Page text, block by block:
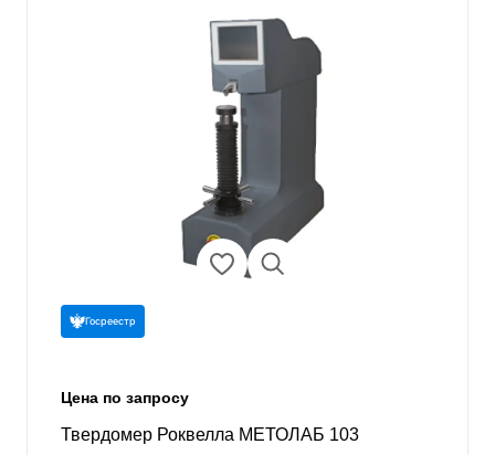
Госреестр
Цена по запросу
Твердомер Роквелла МЕТОЛАБ 103